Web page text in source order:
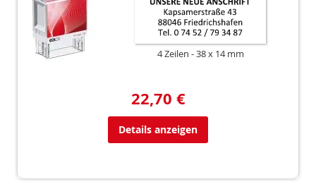
4 Zeilen 38 x 14 mm
22,70 €
Details anzeigen